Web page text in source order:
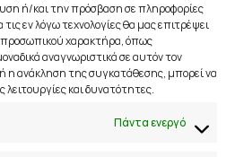
ή/και την πρόσβαση σε πληροφορίες
εν λόγω τεχνολογίες θα μας επιτρέψει
χαρακτήρα, όπως
αναγνωριστικά σε αυτόν τον
η ανάκληση της συγκατάθεσης, μπορεί να
και δυνατότητες.
Πάντα ενεργό
196, Καλλιθέα, Αττική